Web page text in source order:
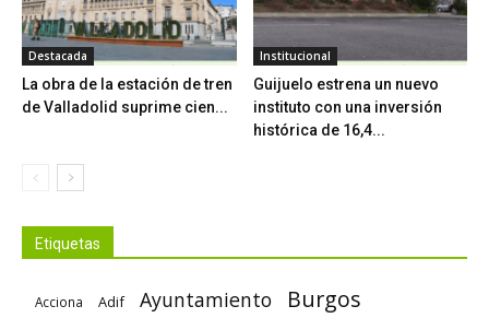
Destacada
La obra de la estación de tren
de Valladolid suprime cien...
Institucional
Guijuelo estrena un nuevo
instituto con una inversión
histórica de 16,4...
Etiquetas
Acciona Adif Ayuntamiento
Burgos